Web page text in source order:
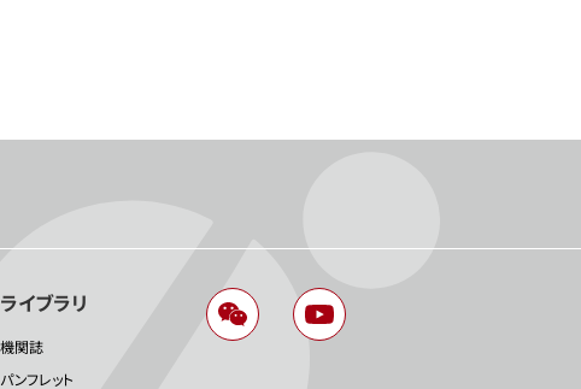
ライブラリ
機関誌
パンフレット